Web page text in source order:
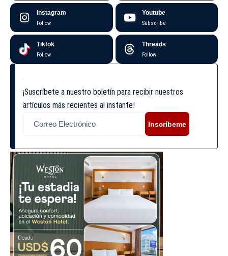
Instagram
Follow
Youtube
Subscribe
Tiktok
Follow
Threads
Follow
¡Suscríbete a nuestro boletín para recibir nuestros
artículos más recientes al instante!
Inscríbeme